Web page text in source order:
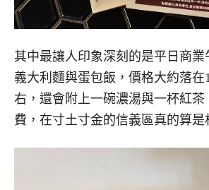
其中最讓人印象深刻的是平日商
義大利麵與蛋包飯，價格大約落在
右，還會附上一碗濃湯與一杯紅
費，在寸土寸金的信義區真的算是